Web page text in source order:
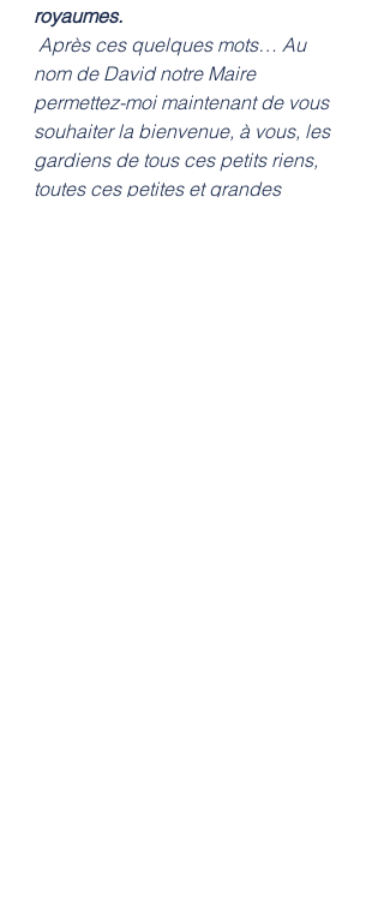
royaumes.
Après ces quelques mots… Au
nom de David notre Maire
permettez-moi maintenant de vous
souhaiter la bienvenue, à vous, les
gardiens de tous ces petits riens,
toutes ces petites et grandes